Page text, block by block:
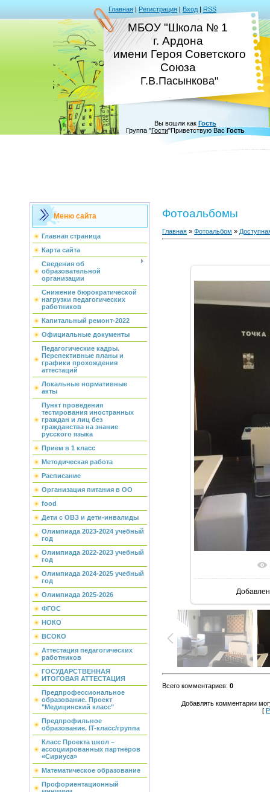
Главная | Регистрация | Вход | RSS
МБОУ "Школа № 1
г. Ардона
имени Героя Советского
Союза
Г.В.Пасынкова"
Вы вошли как Гость
Группа "Гости"Приветствую Вас Гость
Меню сайта
Главная страница
Карта сайта
Сведения об
образовательной
организации
Снижение бюрократической
нагрузки педагогических
работников
Капитальный ремонт-2022
Официальные документы
Педагогические кадры.
Перспективные планы и
графики прохождения
аттестаций
Локальные нормативные
акты
Пункт проведения
тестирования иностранных
граждан и лиц без
гражданства на знание
русского языка
Прием в 1 класс
Методическая работа
Расписание
Организация питания в ОО
food
Дети с ОВЗ и дети-инвалиды
Олимпиада 2023-2024 учебный
год
Олимпиада 2022-2023 учебный
год
Олимпиада 2024-2025 учебный
год
Олимпиада 2025-2026
ФГОС
НОКО
ВСОКО
Аттестация педагогических
работников
ГОСУДАРСТВЕННАЯ
ИТОГОВАЯ АТТЕСТАЦИЯ
Предпрофессиональное
образование. Проект
"Медицинский класс"
Предпрофильное
образование. IT-класс/группа
Класс Проекта школ –
ассоциированных партнёров
«Сириуса»
Математическое образование
Профориентационный
Фотоальбомы
Главная » Фотоальбом »
Всего комментариев: 0
Добавлять комментарии
[